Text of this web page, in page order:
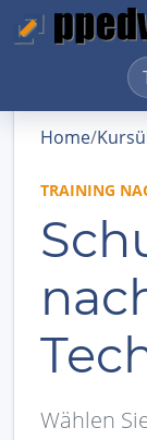
Home/
TRAINING
Wählen